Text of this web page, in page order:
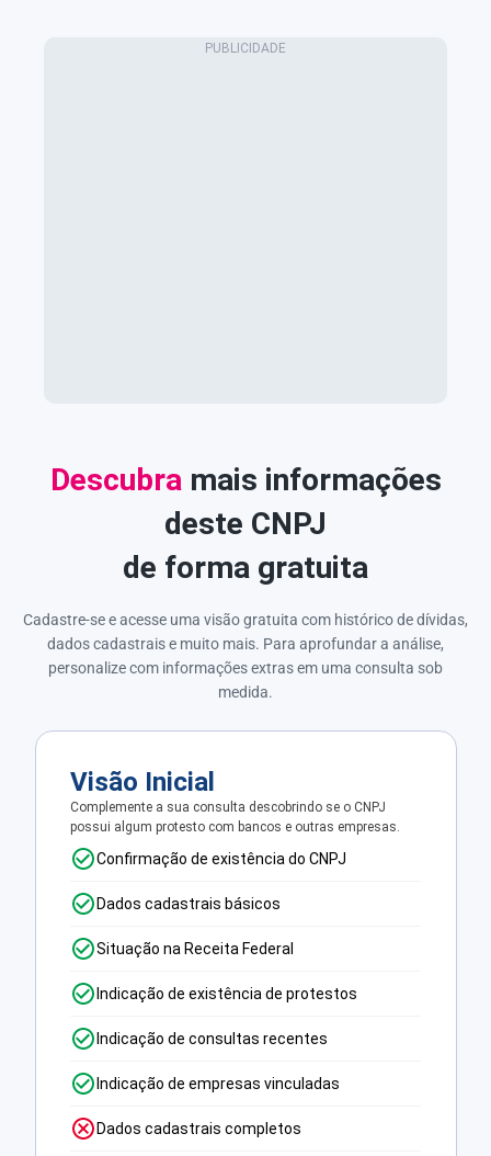
Descubramais informações
deste CNPJ
de forma gratuita
Cadastre-se e acesse uma visão gratuita com histórico de dívidas,
dados cadastrais e muito mais. Para aprofundar a análise,
personalize com informações extras em uma consulta sob
medida.
Visão Inicial
Complemente a sua consulta descobrindo se o CNPJ
possui algum protesto com bancos e outras empresas.
Confirmação de existência do CNPJ
Dados cadastrais básicos
Situação na Receita Federal
Indicação de existência de protestos
Indicação de consultas recentes
Indicação de empresas vinculadas
Dados cadastrais completos